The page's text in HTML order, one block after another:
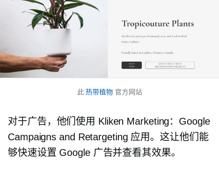
此热带植物官方网站
对于广告，他们使用 Kliken Marketing：Google
Campaigns and Retargeting 应用。这让他们能
够快速设置 Google 广告并查看其效果。